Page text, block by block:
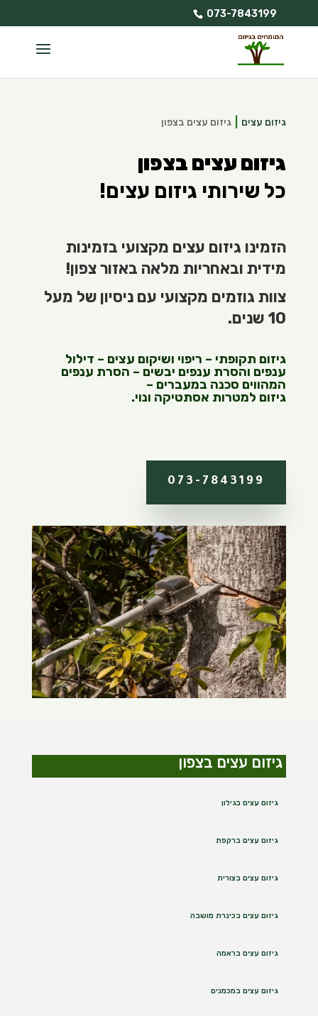
073-7843199
גיזום עצים גיזום עצים בצפון
גיזום עצים בצפון
כל שירותי גיזום עצים!
הזמינו גיזום עצים מקצועי בזמינות
מידית ובאחריות מלאה באזור צפון!
צוות גוזמים מקצועי עם ניסיון של מעל
10 שנים.
גיזום תקופתי – ריפוי ושיקום עצים – דילול
ענפים והסרת ענפים יבשים – הסרת ענפים
המהווים סכנה במעברים –
גיזום למטרות אסתטיקה ונוי.
073-7843199
גיזום עצים בצפון
גיזום עצים בגילון
גיזום עצים ברקפת
גיזום עצים בצורית
גיזום עצים בכינרת מושבה
גיזום עצים בראמה
גיזום עצים במכמנים